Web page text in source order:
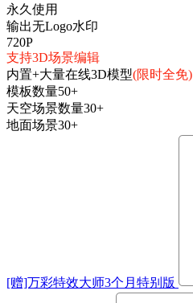
永久使用
输出无Logo水印
720P
支持3D场景编辑
内置+大量在线3D模型(限时全免)
模板数量50+
天空场景数量30+
地面场景30+
[赠]万彩特效大师3个月特别版